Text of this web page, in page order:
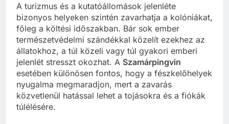
A turizmus és a kutatóállomások jelenléte
bizonyos helyeken szintén zavarhatja a kolóniákat,
főleg a költési időszakban. Bár sok ember
természetvédelmi szándékkal közelít ezekhez az
állatokhoz, a túl közeli vagy túl gyakori emberi
jelenlét stresszt okozhat. A Szamárpingvin
esetében különösen fontos, hogy a fészkelőhelyek
nyugalma megmaradjon, mert a zavarás
közvetlenül hatással lehet a tojásokra és a fiókák
túlélésére.